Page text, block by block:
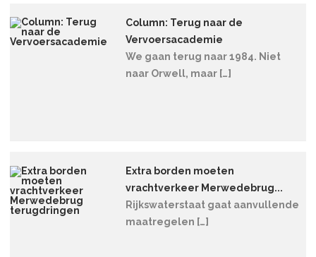
Column: Terug naar de
Vervoersacademie
We gaan terug naar 1984. Niet
naar Orwell, maar […]
Extra borden moeten
vrachtverkeer Merwedebrug...
Rijkswaterstaat gaat aanvullende
maatregelen […]